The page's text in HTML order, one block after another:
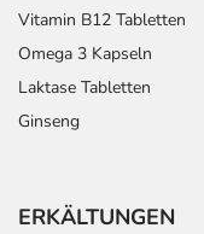
Vitamin B12 Tabletten
Omega 3 Kapseln
Laktase Tabletten
Ginseng
ERKÄLTUNGEN